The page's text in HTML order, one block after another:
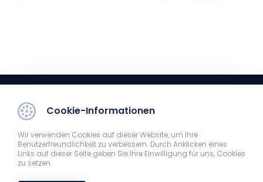
Cookie-Informationen
Wir verwenden Cookies auf dieser Website, um Ihre
Benutzerfreundlichkeit zu verbessern. Durch Anklicken eines
Links auf dieser Seite geben Sie Ihre Einwilligung für uns, Cookies
zu setzen.